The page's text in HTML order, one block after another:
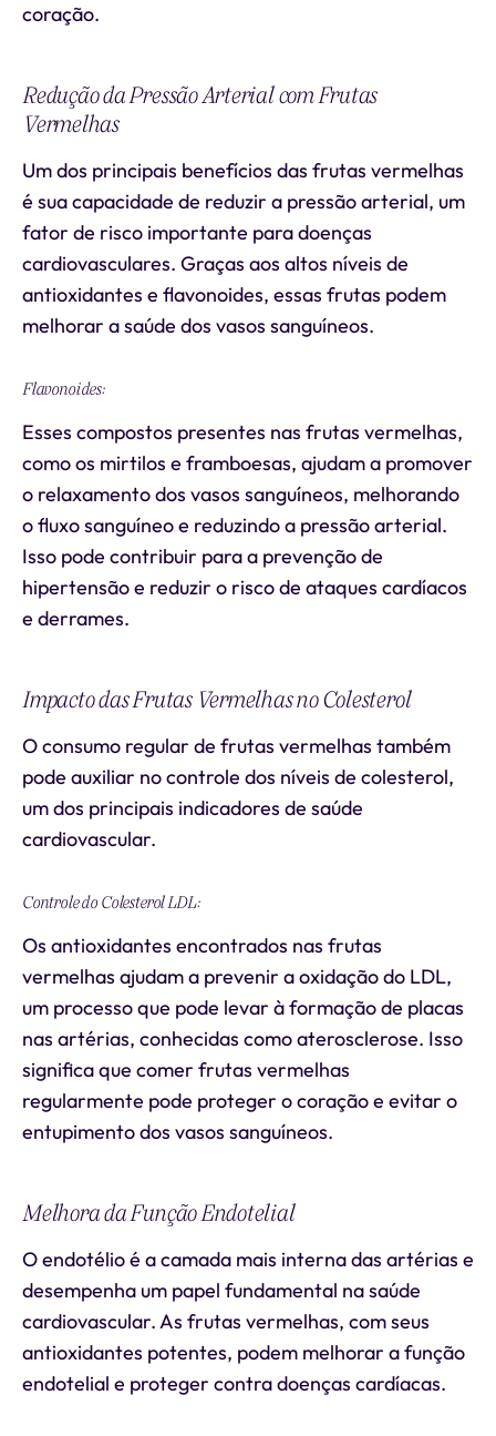
coração.
Redução da Pressão Arterial com Frutas
Vermelhas
Um dos principais benefícios das frutas vermelhas
é sua capacidade de reduzir a pressão arterial, um
fator de risco importante para doenças
cardiovasculares. Graças aos altos níveis de
antioxidantes e flavonoides, essas frutas podem
melhorar a saúde dos vasos sanguíneos.
Flavonoides:
Esses compostos presentes nas frutas vermelhas,
como os mirtilos e framboesas, ajudam a promover
o relaxamento dos vasos sanguíneos, melhorando
o fluxo sanguíneo e reduzindo a pressão arterial.
Isso pode contribuir para a prevenção de
hipertensão e reduzir o risco de ataques cardíacos
e derrames.
Impacto das Frutas Vermelhas no Colesterol
O consumo regular de frutas vermelhas também
pode auxiliar no controle dos níveis de colesterol,
um dos principais indicadores de saúde
cardiovascular.
Controle do Colesterol LDL:
Os antioxidantes encontrados nas frutas
vermelhas ajudam a prevenir a oxidação do LDL,
um processo que pode levar à formação de placas
nas artérias, conhecidas como aterosclerose. Isso
significa que comer frutas vermelhas
regularmente pode proteger o coração e evitar o
entupimento dos vasos sanguíneos.
Melhora da Função Endotelial
O endotélio é a camada mais interna das artérias e
desempenha um papel fundamental na saúde
cardiovascular. As frutas vermelhas, com seus
antioxidantes potentes, podem melhorar a função
endotelial e proteger contra doenças cardíacas.